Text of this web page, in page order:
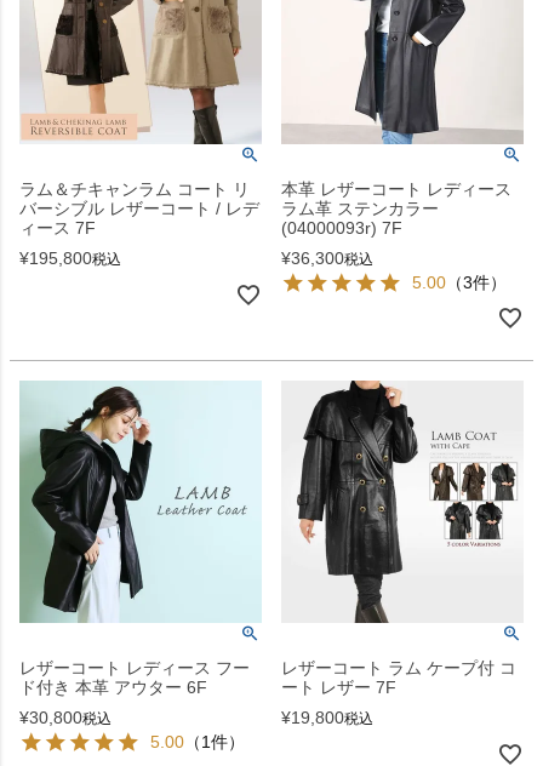
ラム＆チキャンラム コート リ
バーシブル レザーコート / レデ
ィース 7F
¥195,800税込
本革 レザーコート レディース
ラム革 ステンカラー
(04000093r) 7F
¥36,300税込
5.00 （3件）
レザーコート レディース フー
ド付き 本革 アウター 6F
¥30,800税込
5.00 （1件）
レザーコート ラム ケープ付 コ
ート レザー 7F
¥19,800税込